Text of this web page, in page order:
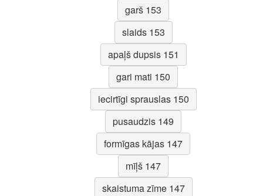
garš 153
slaids 153
apaļš dupsis 151
gari mati 150
iecirtīgi sprauslas 150
pusaudzis 149
formīgas kājas 147
mīļš 147
skaistuma zīme 147